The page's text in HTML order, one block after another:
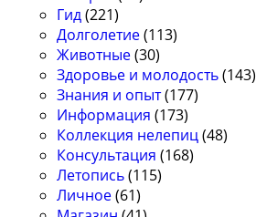
Гид(221)
Долголетие(113)
Животные(30)
Здоровье и молодость(143)
Знания и опыт(177)
Информация (173)
Коллекция нелепиц(48)
Консультация (168)
Летопись(115)
Личное(61)